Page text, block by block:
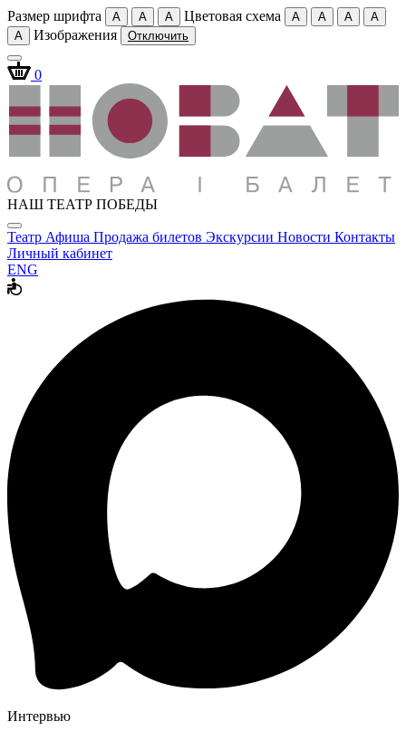
Размер шрифта A A A Цветовая схема A A A
A
A
Изображения Отключить
0
НАШ ТЕАТР ПОБЕДЫ
Театр Афиша Продажа билетов Экскурсии Новости Контакты
Личный кабинет
ENG
Интервью